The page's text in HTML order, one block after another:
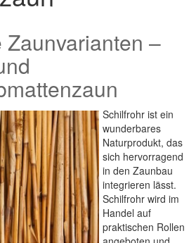
Zaunvarianten –
Schilfrohr ist ein
wunderbares
Naturprodukt, das
sich hervorragend
in den Zaunbau
integrieren lässt.
Schilfrohr wird im
Handel auf
praktischen Rollen